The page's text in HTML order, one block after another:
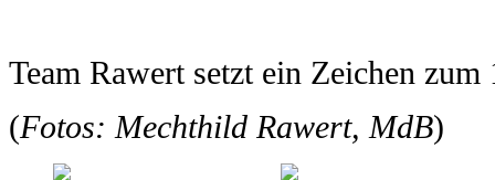
Team Rawert setzt ein Zeichen
(Fotos: Mechthild Rawert, MdB)